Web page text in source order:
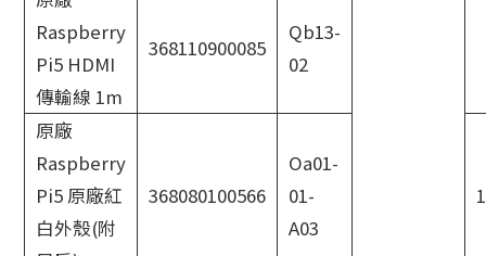
Raspberry
Pi5 HDMI
傳輸線 1m
368110900085
Qb13-
02
原廠
Raspberry
Pi5 原廠紅
白外殼(附
368080100566
Oa01-
01-
A03